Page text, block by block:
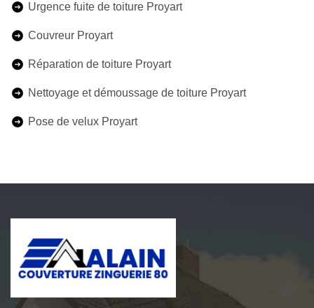
Urgence fuite de toiture Proyart
Couvreur Proyart
Réparation de toiture Proyart
Nettoyage et démoussage de toiture Proyart
Pose de velux Proyart